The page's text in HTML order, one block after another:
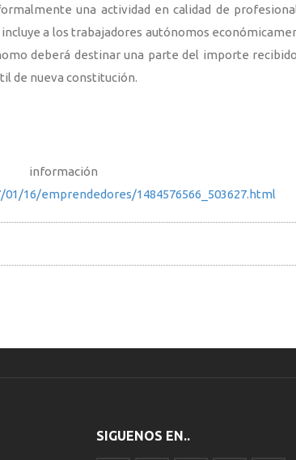
una actividad en calidad de
a los trabajadores autónomos
deberá destinar una parte del importe
de nueva constitución.
16/emprendedores/1484576566_503627.html
SIGUENOS EN..